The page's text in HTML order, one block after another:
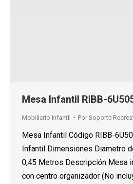
Mesa Infantil RIBB-
Mobiliario Infantil Por Soporte
Mesa Infantil Código RIBB-
Infantil Dimensiones Diametro
0,45 Metros Descripción Mesa
con centro organizador (No